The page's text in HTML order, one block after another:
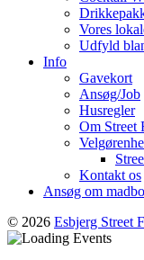
Vores
Udfyld
Info
Gavekort
Ansøg/Job
Husregler
Om Street
Kontakt os
Ansøg om
© 2026 Esbjerg Street